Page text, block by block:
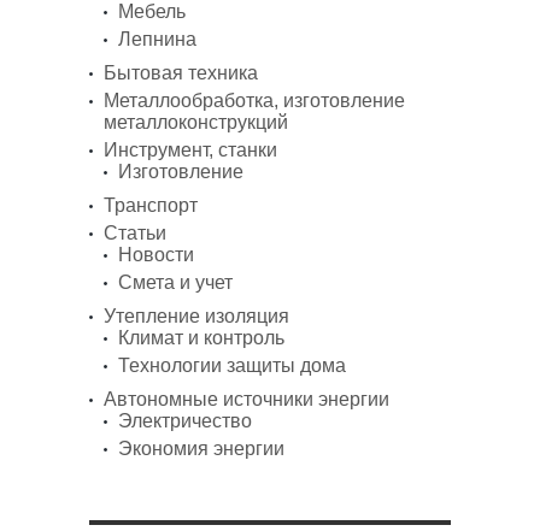
Мебель
Лепнина
Бытовая техника
Металлообработка, изготовление
металлоконструкций
Инструмент, станки
Изготовление
Транспорт
Статьи
Новости
Смета и учет
Утепление изоляция
Климат и контроль
Технологии защиты дома
Автономные источники энергии
Электричество
Экономия энергии